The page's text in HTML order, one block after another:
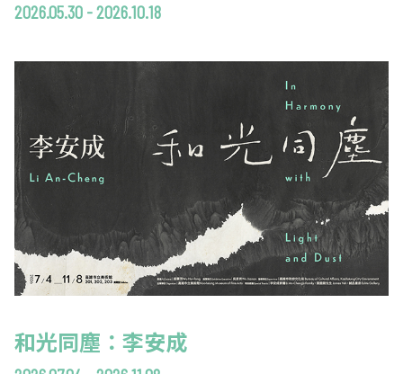
2026.05.30 - 2026.10.18
和光同塵：李安成